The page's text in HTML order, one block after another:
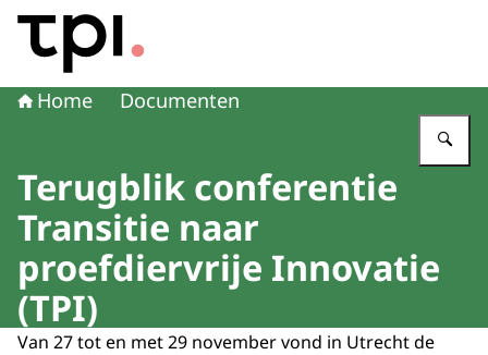
Naar de homepage van Transitie Proefdiervrije Innovatie
Home Documenten
Terugblik conferentie
Transitie naar
proefdiervrije Innovatie
(TPI)
Van 27 tot en met 29 november vond in Utrecht de